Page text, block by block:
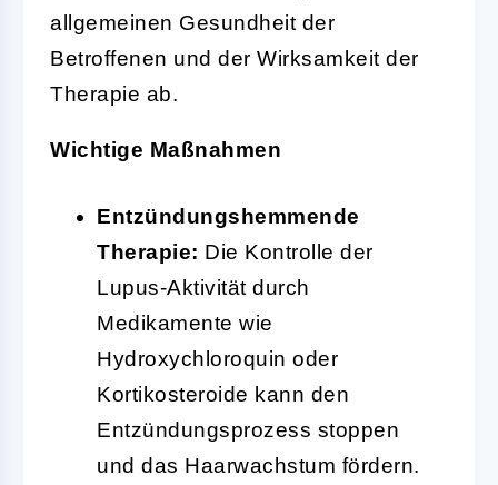
allgemeinen Gesundheit der
Betroffenen und der Wirksamkeit der
Therapie ab.
Wichtige Maßnahmen
Entzündungshemmende
Therapie: Die Kontrolle der
Lupus-Aktivität durch
Medikamente wie
Hydroxychloroquin oder
Kortikosteroide kann den
Entzündungsprozess stoppen
und das Haarwachstum fördern.